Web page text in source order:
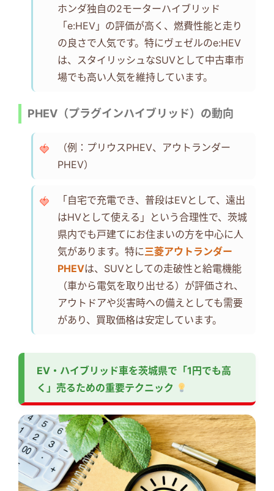
ホンダ独自の2モーターハイブリッド
「e:HEV」の評価が高く、燃費性能と走り
の良さで人気です。特にヴェゼルのe:HEV
は、スタイリッシュなSUVとして中古車市
場でも高い人気を維持しています。
PHEV（プラグインハイブリッド）の動向
（例：プリウスPHEV、アウトランダー
PHEV）
「自宅で充電でき、普段はEVとして、遠出
はHVとして使える」という合理性で、茨城
県内でも戸建てにお住まいの方を中心に人
気があります。特に三菱アウトランダー
PHEVは、SUVとしての走破性と給電機能
（車から電気を取り出せる）が評価され、
アウトドアや災害時への備えとしても需要
があり、買取価格は安定しています。
EV・ハイブリッド車を茨城県で「1円でも高
く」売るための重要テクニック